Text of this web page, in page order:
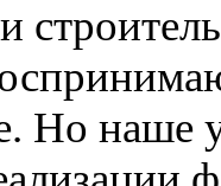
Но наше